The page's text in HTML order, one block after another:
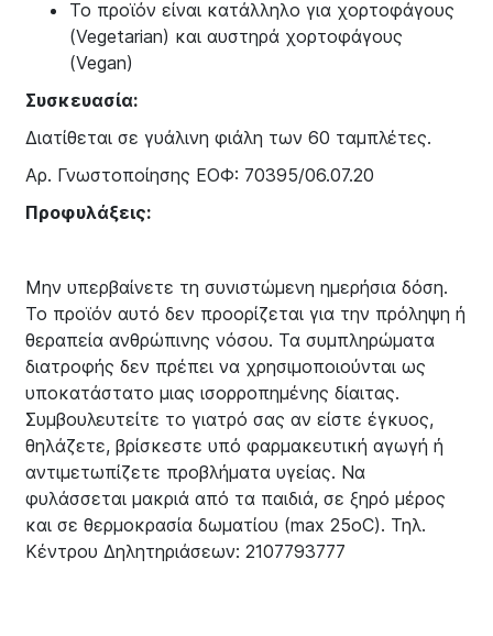
Το προϊόν είναι κατάλληλο για χορτοφάγους
(Vegetarian) και αυστηρά χορτοφάγους
(Vegan)
Συσκευασία:
Διατίθεται σε γυάλινη φιάλη των 60 ταμπλέτες.
Αρ. Γνωστοποίησης ΕΟΦ: 70395/06.07.20
Προφυλάξεις:
Μην υπερβαίνετε τη συνιστώμενη ημερήσια δόση.
Το προϊόν αυτό δεν προορίζεται για την πρόληψη ή
θεραπεία ανθρώπινης νόσου. Τα συμπληρώματα
διατροφής δεν πρέπει να χρησιμοποιούνται ως
υποκατάστατο μιας ισορροπημένης δίαιτας.
Συμβουλευτείτε το γιατρό σας αν είστε έγκυος,
θηλάζετε, βρίσκεστε υπό φαρμακευτική αγωγή ή
αντιμετωπίζετε προβλήματα υγείας. Να
φυλάσσεται μακριά από τα παιδιά, σε ξηρό μέρος
και σε θερμοκρασία δωματίου (max 25oC). Τηλ.
Κέντρου Δηλητηριάσεων: 2107793777